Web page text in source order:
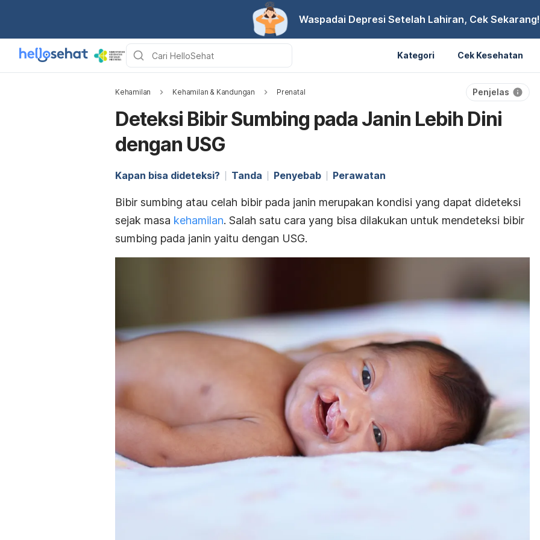
Waspadai Depresi Setelah Lahiran, Cek Sekarang!
Kategori Cek Kesehatan
Kehamilan Kehamilan & Kandungan Prenatal Penjelas
Deteksi Bibir Sumbing pada Janin Lebih Dini
dengan USG
Kapan bisa dideteksi? Tanda Penyebab Perawatan
Bibir sumbing atau celah bibir pada janin merupakan kondisi yang dapat dideteksi
sejak masa kehamilan. Salah satu cara yang bisa dilakukan untuk mendeteksi bibir
sumbing pada janin yaitu dengan USG.